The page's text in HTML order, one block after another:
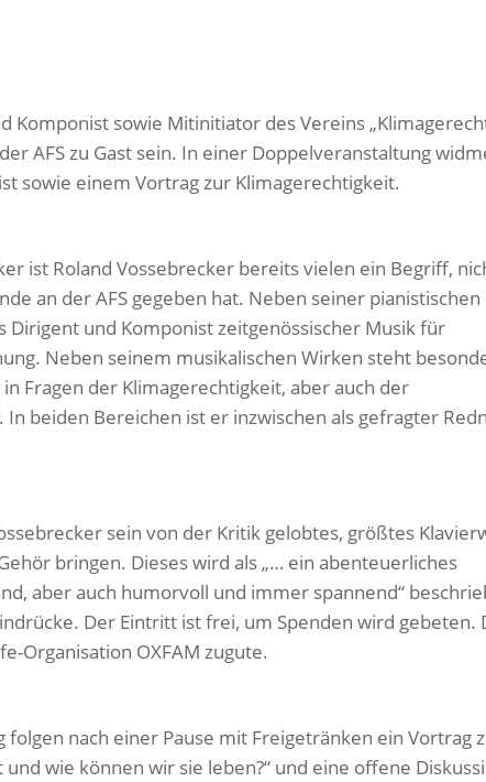
Komponist sowie Mitinitiator des Vereins
AFS zu Gast sein. In einer Doppelveranstaltung
sowie einem Vortrag zur Klimagerechtigkeit.
ist Roland Vossebrecker bereits vielen ein Begriff,
an der AFS gegeben hat. Neben seiner pianistischen
und Komponist zeitgenössischer Musik für
Neben seinem musikalischen Wirken steht
Fragen der Klimagerechtigkeit, aber auch der
beiden Bereichen ist er inzwischen als gefragter
sein von der Kritik gelobtes, größtes
bringen. Dieses wird als „… ein abenteuerliches
aber auch humorvoll und immer spannend“
Der Eintritt ist frei, um Spenden wird gebeten.
Organisation OXFAM zugute.
nach einer Pause mit Freigetränken ein Vortrag
wie können wir sie leben?“ und eine offene